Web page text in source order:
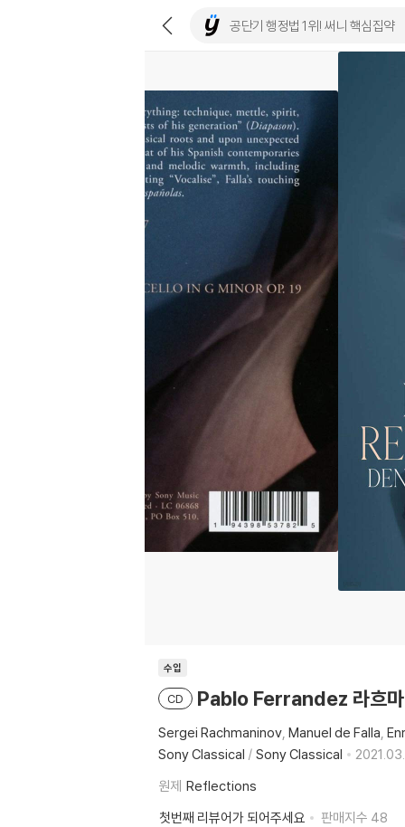
수입
CD Pablo Ferrandez 라흐
Sergei Rachmaninov Manuel de Falla
Sony Classical / Sony Classical
원제 Reflections
첫번째 리뷰어가 되어주세요
판매지수 48